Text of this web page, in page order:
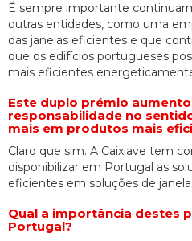
É sempre importante
outras entidades, como uma
das janelas eficientes e que
que os edifícios portugueses
mais eficientes
Este duplo prémio
responsabilidade no
mais em produtos mais
Claro que sim. A Caixiave tem
disponibilizar em Portugal as
eficientes em soluções de
Qual a importância destes
Portugal?